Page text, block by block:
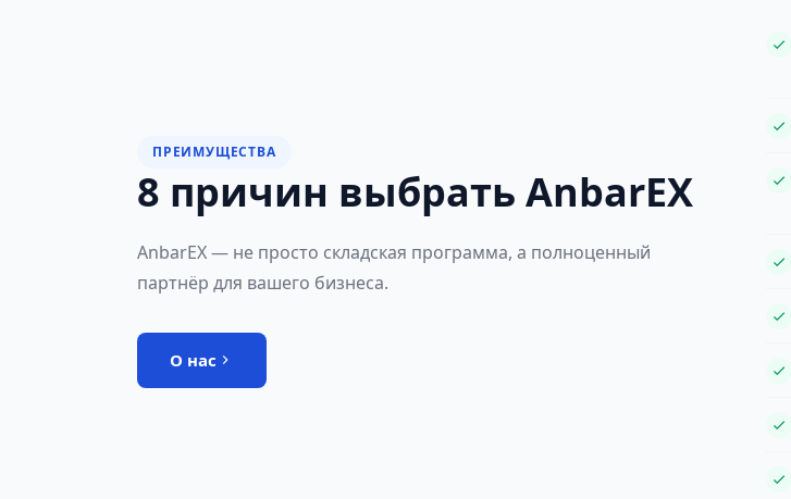
ПРЕИМУЩЕСТВА
8 причин выбрать AnbarEX
AnbarEX — не просто складская программа, а полноценный
партнёр для вашего бизнеса.
О нас